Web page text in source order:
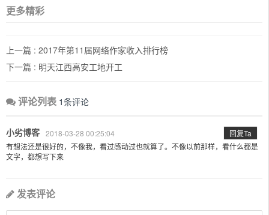
更多精彩
上一篇 : 2017年第11届网络作家收入排行榜
下一篇 : 明天江西高安工地开工
评论列表 1条评论
小劣博客 2018-03-28 00:25:04
回复Ta
有想法还是很好的，不像我，看过感动过也就算了。不像以前那样，看什么都是
文字，都想写下来
发表评论